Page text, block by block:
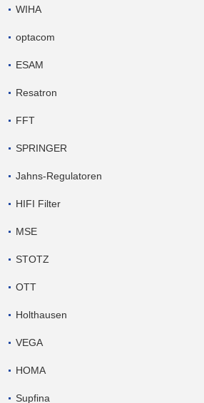
WIHA
optacom
ESAM
Resatron
FFT
SPRINGER
Jahns-Regulatoren
HIFI Filter
MSE
STOTZ
OTT
Holthausen
VEGA
HOMA
Supfina